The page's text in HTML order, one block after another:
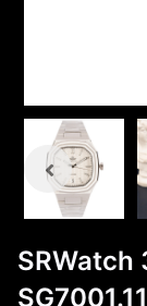
SRWatch